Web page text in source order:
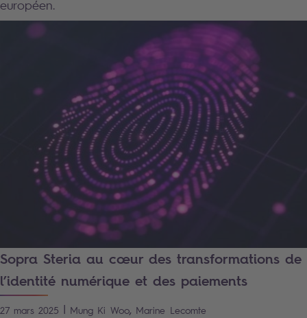
européen.
Sopra Steria au cœur des transformations de
l’identité numérique et des paiements
27 mars 2025 | Mung Ki Woo, Marine Lecomte